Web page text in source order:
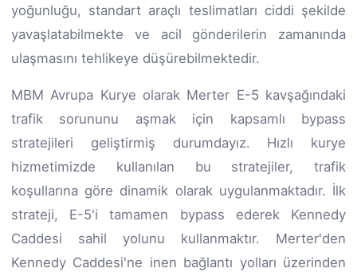
yoğunluğu, standart araçlı teslimatları ciddi şekilde
yavaşlatabilmekte ve acil gönderilerin zamanında
ulaşmasını tehlikeye düşürebilmektedir.
MBM Avrupa Kurye olarak Merter E-5 kavşağındaki
trafik sorununu aşmak için kapsamlı bypass
stratejileri geliştirmiş durumdayız. Hızlı kurye
hizmetimizde kullanılan bu stratejiler, trafik
koşullarına göre dinamik olarak uygulanmaktadır. İlk
strateji, E-5'i tamamen bypass ederek Kennedy
Caddesi sahil yolunu kullanmaktır. Merter'den
Kennedy Caddesi'ne inen bağlantı yolları üzerinden